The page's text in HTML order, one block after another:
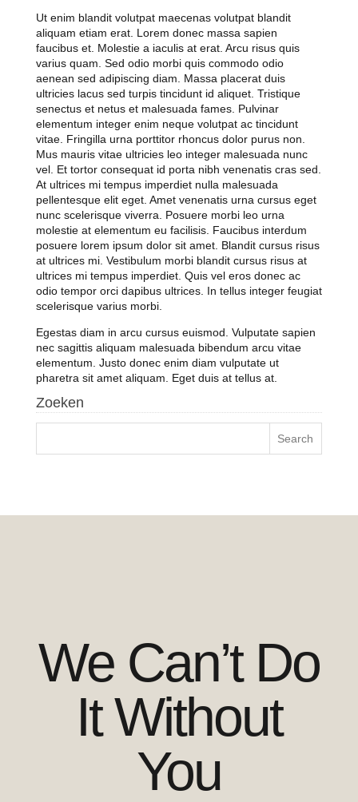
Ut enim blandit volutpat maecenas volutpat blandit
aliquam etiam erat. Lorem donec massa sapien
faucibus et. Molestie a iaculis at erat. Arcu risus quis
varius quam. Sed odio morbi quis commodo odio
aenean sed adipiscing diam. Massa placerat duis
ultricies lacus sed turpis tincidunt id aliquet. Tristique
senectus et netus et malesuada fames. Pulvinar
elementum integer enim neque volutpat ac tincidunt
vitae. Fringilla urna porttitor rhoncus dolor purus non.
Mus mauris vitae ultricies leo integer malesuada nunc
vel. Et tortor consequat id porta nibh venenatis cras sed.
At ultrices mi tempus imperdiet nulla malesuada
pellentesque elit eget. Amet venenatis urna cursus eget
nunc scelerisque viverra. Posuere morbi leo urna
molestie at elementum eu facilisis. Faucibus interdum
posuere lorem ipsum dolor sit amet. Blandit cursus risus
at ultrices mi. Vestibulum morbi blandit cursus risus at
ultrices mi tempus imperdiet. Quis vel eros donec ac
odio tempor orci dapibus ultrices. In tellus integer feugiat
scelerisque varius morbi.
Egestas diam in arcu cursus euismod. Vulputate sapien
nec sagittis aliquam malesuada bibendum arcu vitae
elementum. Justo donec enim diam vulputate ut
pharetra sit amet aliquam. Eget duis at tellus at.
Zoeken
We Can’t Do
It Without
You